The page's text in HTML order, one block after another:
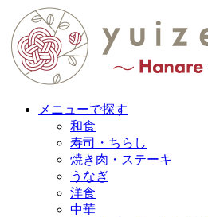
メニューで探す
和食
寿司・ちらし
焼き肉・ステーキ
うなぎ
洋食
中華